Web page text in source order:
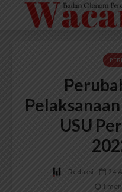
USU
Redaksi 24
1